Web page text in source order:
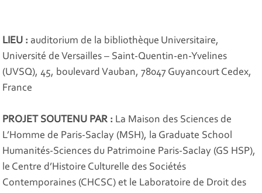
LIEU : auditorium de la bibliothèque Universitaire,
Université de Versailles – Saint-Quentin-en-Yvelines
(UVSQ), 45, boulevard Vauban, 78047 Guyancourt Cedex,
France
PROJET SOUTENU PAR : La Maison des Sciences de
L’Homme de Paris-Saclay (MSH), la Graduate School
Humanités-Sciences du Patrimoine Paris-Saclay (GS HSP),
le Centre d’Histoire Culturelle des Sociétés
Contemporaines (CHCSC) et le Laboratoire de Droit des